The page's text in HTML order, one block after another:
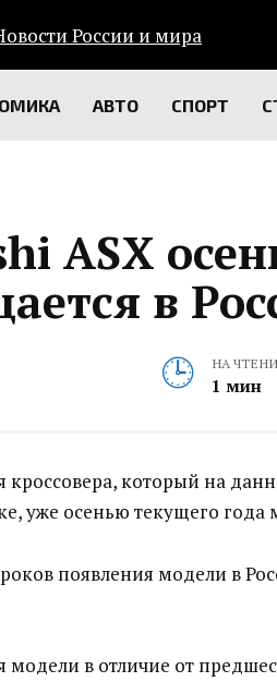
АВТО СПОРТ
ASX
в
НА
1 мин
кроссовера, который на
уже осенью текущего года
появления модели в
модели в отличие от